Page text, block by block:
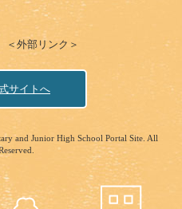
＜外部リンク＞
サイトへ
and Junior High School Portal Site. All